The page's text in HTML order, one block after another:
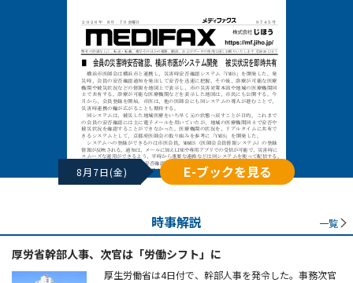
8月7日(金) E-ブックを見る
時事解説 一覧
厚労省幹部人事、次官は「労働シフト」に
厚生労働省は4日付で、幹部人事を発令した。事務次官